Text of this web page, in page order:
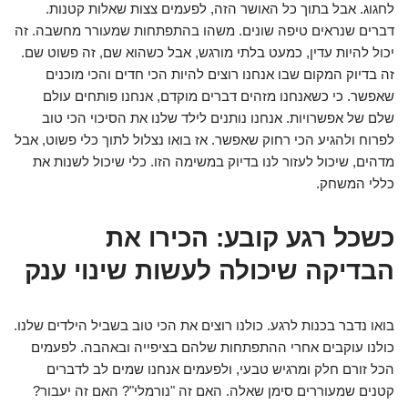
לחגוג. אבל בתוך כל האושר הזה, לפעמים צצות שאלות קטנות.
דברים שנראים טיפה שונים. משהו בהתפתחות שמעורר מחשבה. זה
יכול להיות עדין, כמעט בלתי מורגש, אבל כשהוא שם, זה פשוט שם.
זה בדיוק המקום שבו אנחנו רוצים להיות הכי חדים והכי מוכנים
שאפשר. כי כשאנחנו מזהים דברים מוקדם, אנחנו פותחים עולם
שלם של אפשרויות. אנחנו נותנים לילד שלנו את הסיכוי הכי טוב
לפרוח ולהגיע הכי רחוק שאפשר. אז בואו נצלול לתוך כלי פשוט, אבל
מדהים, שיכול לעזור לנו בדיוק במשימה הזו. כלי שיכול לשנות את
כללי המשחק.
כשכל רגע קובע: הכירו את
הבדיקה שיכולה לעשות שינוי ענק
בואו נדבר בכנות לרגע. כולנו רוצים את הכי טוב בשביל הילדים שלנו.
כולנו עוקבים אחרי ההתפתחות שלהם בציפייה ובאהבה. לפעמים
הכל זורם חלק ומרגיש טבעי, ולפעמים אנחנו שמים לב לדברים
קטנים שמעוררים סימן שאלה. האם זה "נורמלי"? האם זה יעבור?